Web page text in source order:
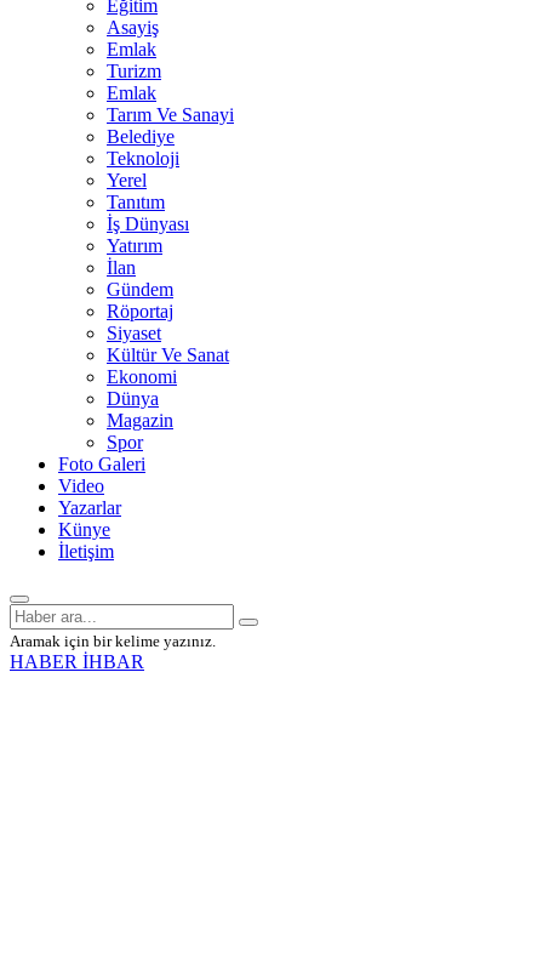
Eğitim
Asayiş
Emlak
Turizm
Emlak
Tarım Ve Sanayi
Belediye
Teknoloji
Yerel
Tanıtım
İş Dünyası
Yatırım
İlan
Gündem
Röportaj
Siyaset
Kültür Ve Sanat
Ekonomi
Dünya
Magazin
Spor
Foto Galeri
Video
Yazarlar
Künye
İletişim
Aramak için bir kelime yazınız.
HABER İHBAR